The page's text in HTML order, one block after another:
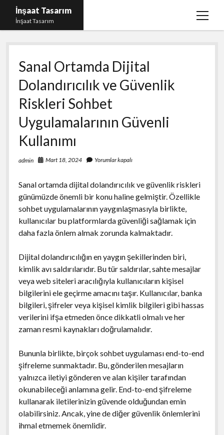
İnşaat Tasarım
İnşaat Tasarım
menüyü
Instagram Gizli Hesap Bakma
Instagram Türk Takipçi Yükleme Ücretsiz
Liste
Sayfa Listesi
Tumblr Takipçi Hilesi Bedava Şifresiz
Sanal Ortamda Dijital
Dolandırıcılık ve Güvenlik
Riskleri Sohbet
Uygulamalarının Güvenli
Kullanımı
admin Mart 18, 2024 Yorumlar kapalı
Sanal ortamda dijital dolandırıcılık ve güvenlik riskleri
günümüzde önemli bir konu haline gelmiştir. Özellikle
sohbet uygulamalarının yaygınlaşmasıyla birlikte,
kullanıcılar bu platformlarda güvenliği sağlamak için
daha fazla önlem almak zorunda kalmaktadır.
Dijital dolandırıcılığın en yaygın şekillerinden biri,
kimlik avı saldırılarıdır. Bu tür saldırılar, sahte mesajlar
veya web siteleri aracılığıyla kullanıcıların kişisel
bilgilerini ele geçirme amacını taşır. Kullanıcılar, banka
bilgileri, şifreler veya kişisel kimlik bilgileri gibi hassas
verilerini ifşa etmeden önce dikkatli olmalı ve her
zaman resmi kaynakları doğrulamalıdır.
Bununla birlikte, birçok sohbet uygulaması end-to-end
şifreleme sunmaktadır. Bu, gönderilen mesajların
yalnızca iletiyi gönderen ve alan kişiler tarafından
okunabileceği anlamına gelir. End-to-end şifreleme
kullanarak iletilerinizin güvende olduğundan emin
olabilirsiniz. Ancak, yine de diğer güvenlik önlemlerini
ihmal etmemek önemlidir.